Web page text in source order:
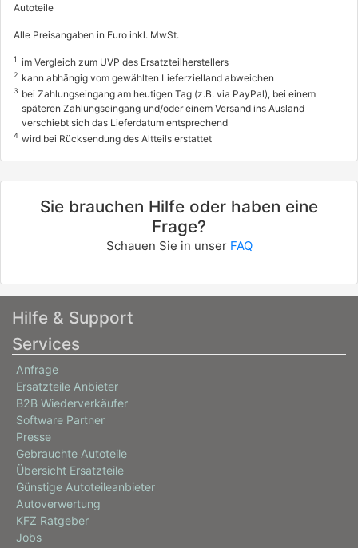
Autoteile
Alle Preisangaben in Euro inkl. MwSt.
1 im Vergleich zum UVP des Ersatzteilherstellers
2 kann abhängig vom gewählten Lieferzielland abweichen
3 bei Zahlungseingang am heutigen Tag (z.B. via PayPal), bei einem
späteren Zahlungseingang und/oder einem Versand ins Ausland
verschiebt sich das Lieferdatum entsprechend
4 wird bei Rücksendung des Altteils erstattet
Sie brauchen Hilfe oder haben eine
Frage?
Schauen Sie in unser FAQ
Hilfe & Support
Services
Anfrage
Ersatzteile Anbieter
B2B Wiederverkäufer
Software Partner
Presse
Gebrauchte Autoteile
Übersicht Ersatzteile
Günstige Autoteileanbieter
Autoverwertung
KFZ Ratgeber
Jobs